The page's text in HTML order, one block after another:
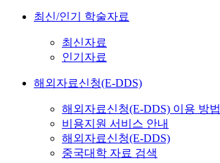
최신/인기 학술자료
최신자료
인기자료
해외자료신청(E-DDS)
해외자료신청(E-DDS) 이용 방법
비용지원 서비스 안내
해외자료신청(E-DDS)
중국대학 자료 검색